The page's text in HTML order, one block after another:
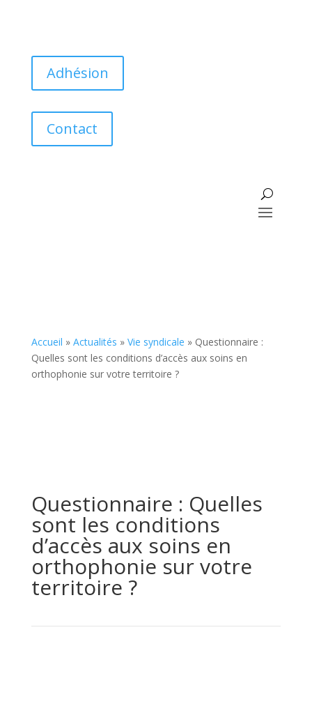
Adhésion
Contact
Accueil » Actualités » Vie syndicale » Questionnaire :
Quelles sont les conditions d’accès aux soins en
orthophonie sur votre territoire ?
Questionnaire : Quelles
sont les conditions
d’accès aux soins en
orthophonie sur votre
territoire ?